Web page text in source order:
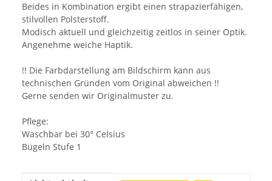
Beides in Kombination ergibt einen strapazierfähigen,
stilvollen Polsterstoff.
Modisch aktuell und gleichzeitig zeitlos in seiner Optik.
Angenehme weiche Haptik.
!! Die Farbdarstellung am Bildschirm kann aus
technischen Gründen vom Original abweichen !!
Gerne senden wir Originalmuster zu.
Pflege:
Waschbar bei 30° Celsius
Bügeln Stufe 1